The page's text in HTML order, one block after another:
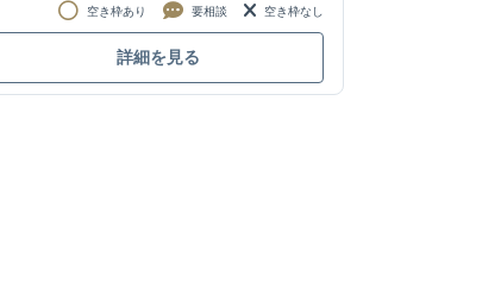
空き枠あり 要相談 空き枠なし
詳細を見る